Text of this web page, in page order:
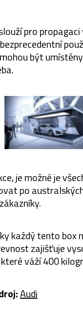
pro
být
je možné je
po
každý tento box
zajišťuje
váží 400
Audi